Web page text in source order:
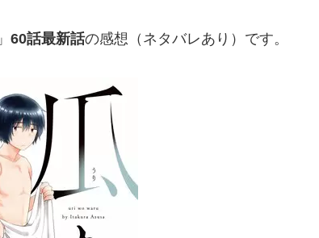
」 60話最新話の感想（ネタバレあり）です。